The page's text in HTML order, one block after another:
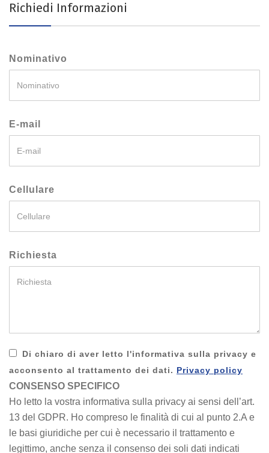
Richiedi Informazioni
Nominativo
E-mail
Cellulare
Richiesta
Di chiaro di aver letto l'informativa sulla privacy e
acconsento al trattamento dei dati. Privacy policy
CONSENSO SPECIFICO
Ho letto la vostra informativa sulla privacy ai sensi dell’art.
13 del GDPR. Ho compreso le finalità di cui al punto 2.A e
le basi giuridiche per cui è necessario il trattamento e
legittimo, anche senza il consenso dei soli dati indicati